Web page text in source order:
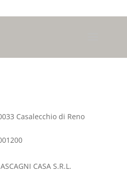
Casalecchio di Reno
CASA S.R.L.